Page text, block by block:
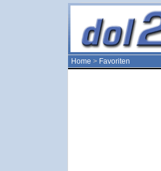
Home > Favoriten